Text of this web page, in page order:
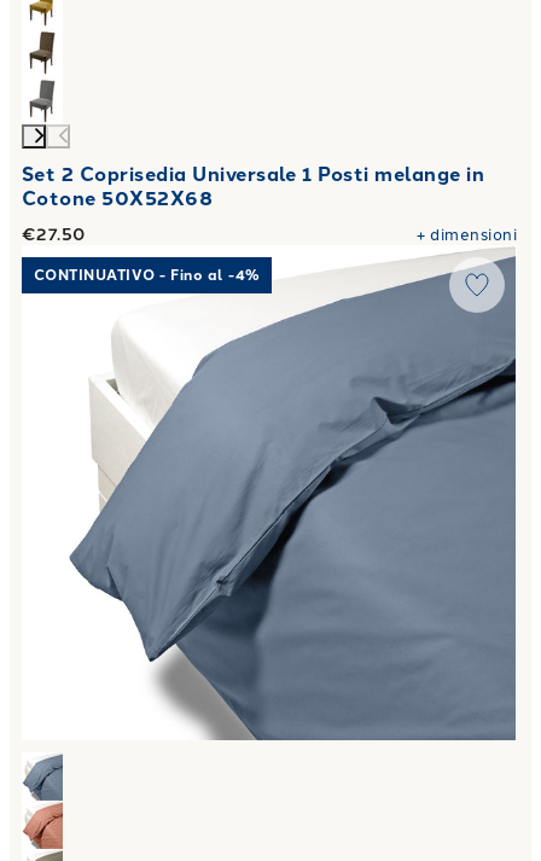
Set 2 Coprisedia Universale 1 Posti melange in
Cotone 50X52X68
€27.50 +dimensioni
Link to "Sacco Copripiumino Matrimoniale Percalle tinta
CONTINUATIVO - Fino al -4%